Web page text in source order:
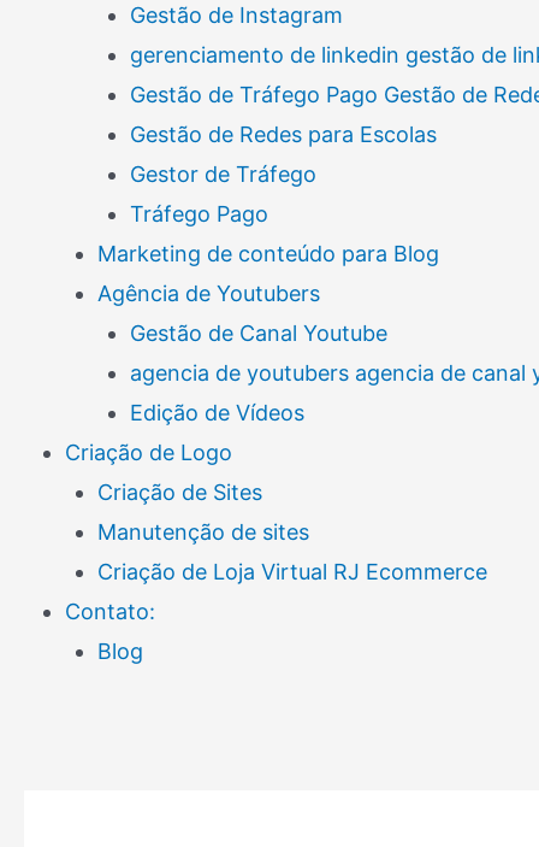
Gestão de Instagram
gerenciamento de linkedin gestão de
Gestão de Tráfego Pago Gestão de
Gestão de Redes para Escolas
Gestor de Tráfego
Tráfego Pago
Marketing de conteúdo para Blog
Agência de Youtubers
Gestão de Canal Youtube
agencia de youtubers agencia de canal
Edição de Vídeos
Criação de Logo
Criação de Sites
Manutenção de sites
Criação de Loja Virtual RJ Ecommerce
Contato:
Blog